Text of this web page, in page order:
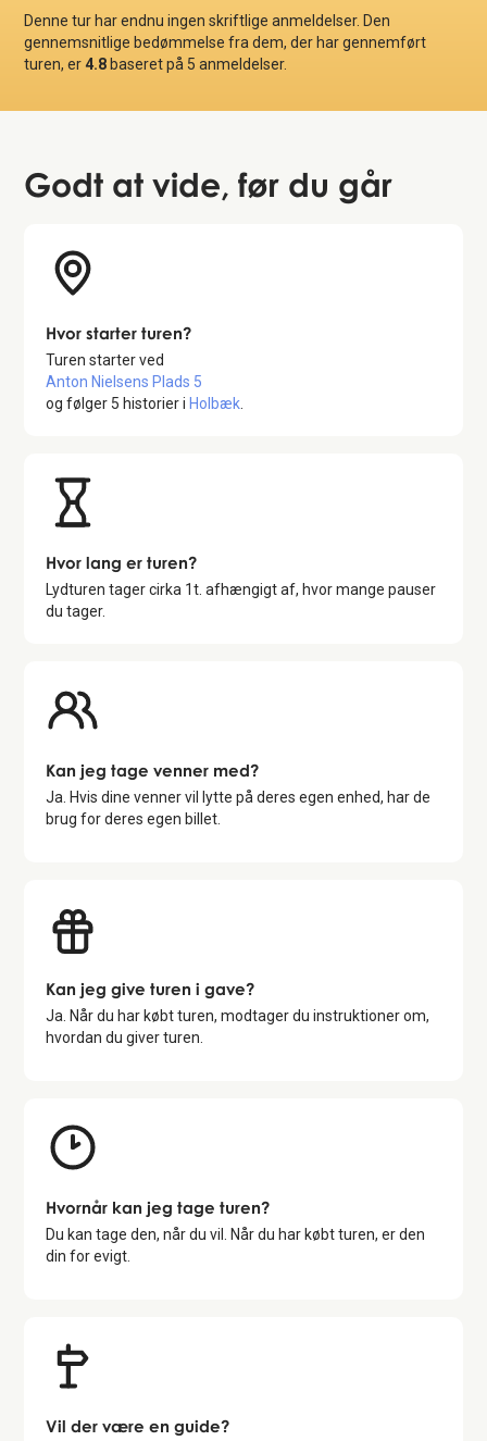
Denne tur har endnu ingen skriftlige anmeldelser. Den
gennemsnitlige bedømmelse fra dem, der har gennemført
turen, er4.8 baseret på 5 anmeldelser.
Godt at vide, før du går
Hvor starter turen?
Turen starter ved
Anton Nielsens Plads 5
og følger 5 historier i Holbæk
Hvor lang er turen?
Lydturen tager cirka 1t. afhængigt af, hvor mange pauser
du tager.
Kan jeg tage venner med?
Ja. Hvis dine venner vil lytte på deres egen enhed, har de
brug for deres egen billet.
Kan jeg give turen i gave?
Ja. Når du har købt turen, modtager du instruktioner om,
hvordan du giver turen.
Hvornår kan jeg tage turen?
Du kan tage den, når du vil. Når du har købt turen, er den
din for evigt.
Vil der være en guide?